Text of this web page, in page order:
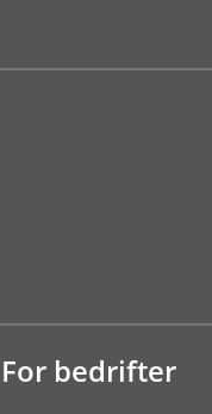
For bedrifter